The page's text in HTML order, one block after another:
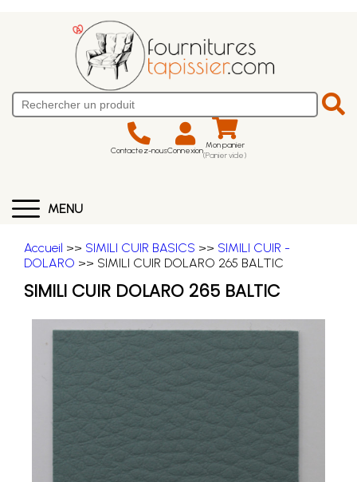
Contactez-nousConnexion Mon panier
(Panier vide)
MENU
Accueil >> SIMILI CUIR BASICS >> SIMILI CUIR -
DOLARO >> SIMILI CUIR DOLARO 265 BALTIC
SIMILI CUIR DOLARO 265 BALTIC